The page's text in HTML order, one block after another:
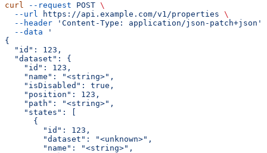
curl --request POST \
  --url
https://api.example.com/v1/properties \
  --header
'Content-Type: application/json-patch+json'
  --data
'
{
  "id": 123,
  "dataset": {
    "id": 123,
    "name": "<string>",
    "isDisabled": true,
    "position": 123,
    "path": "<string>",
    "states": [
      {
        "id": 123,
        "dataset": "<unknown>",
        "name": "<string>",